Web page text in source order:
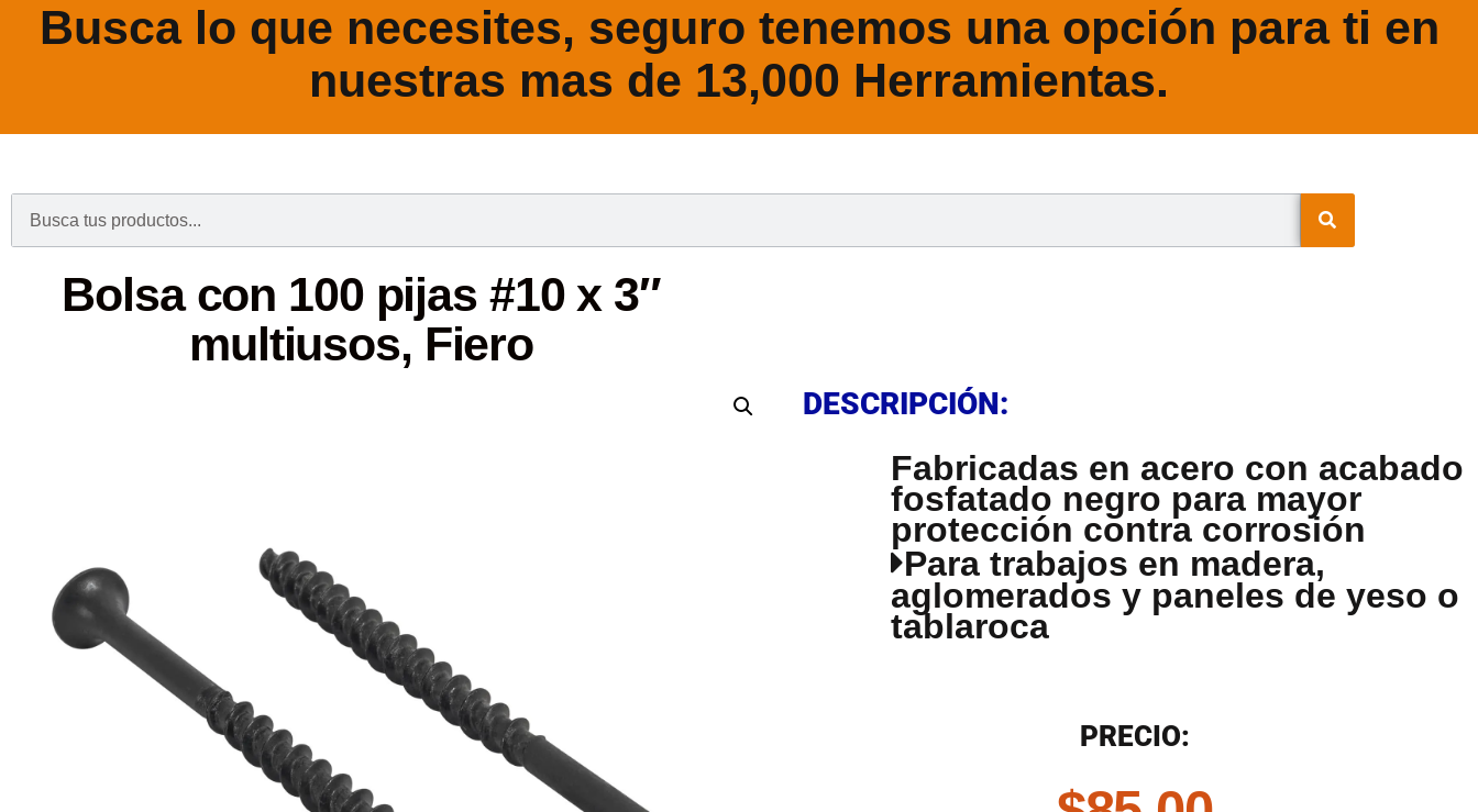
Busca lo que necesites, seguro tenemos una opción para ti en
nuestras mas de 13,000 Herramientas.
Bolsa con 100 pijas #10 x 3″
multiusos, Fiero
DESCRIPCIÓN:
Fabricadas en acero con acabado
fosfatado negro para mayor
protección contra corrosión
Para trabajos en madera,
aglomerados y paneles de yeso o
tablaroca
PRECIO: